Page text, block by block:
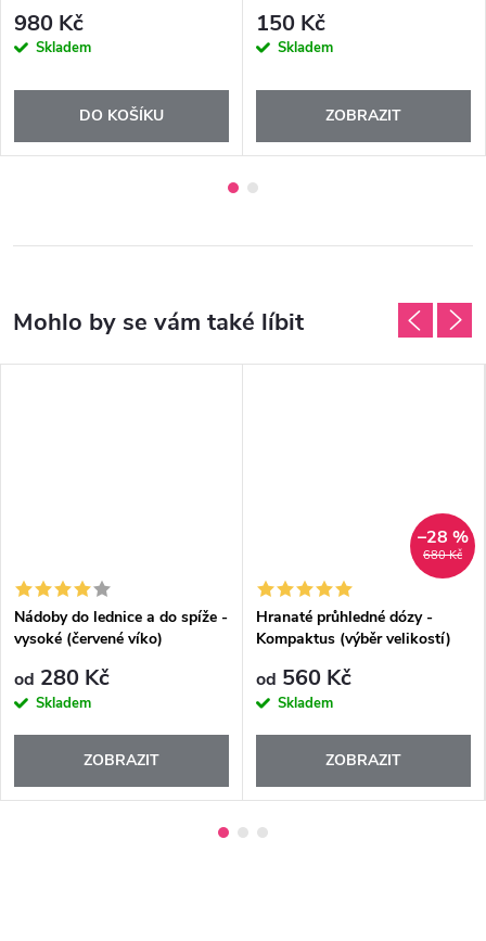
980 Kč
Skladem
DO KOŠÍKU
150 Kč
Skladem
ZOBRAZIT
Nádoby do lednice a do spíže -
vysoké (červené víko)
od 280 Kč
Skladem
ZOBRAZIT
680 Kč
–28 %
Hranaté průhledné dózy -
Kompaktus (výběr velikostí)
od 560 Kč
Skladem
ZOBRAZIT